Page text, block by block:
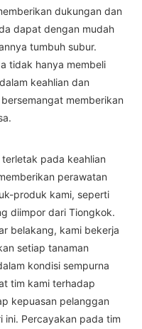
dukungan dan
dapat dengan mudah
tumbuh subur.
tidak hanya membeli
keahlian dan
memberikan
pada keahlian
perawatan
produk kami, seperti
diimpor dari Tiongkok.
belakang, kami bekerja
setiap tanaman
kondisi sempurna
tim kami terhadap
kepuasan pelanggan
ini. Percayakan pada tim